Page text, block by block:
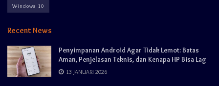
Windows 10
Recent News
Penyimpanan Android Agar Tidak Lemot: Batas
Aman, Penjelasan Teknis, dan Kenapa HP Bisa Lag
13 JANUARI 2026